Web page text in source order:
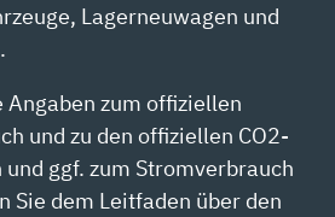
Lagerneuwagen und
zum offiziellen
und zu den offiziellen CO2-
ggf. zum Stromverbrauch
Sie dem Leitfaden über den